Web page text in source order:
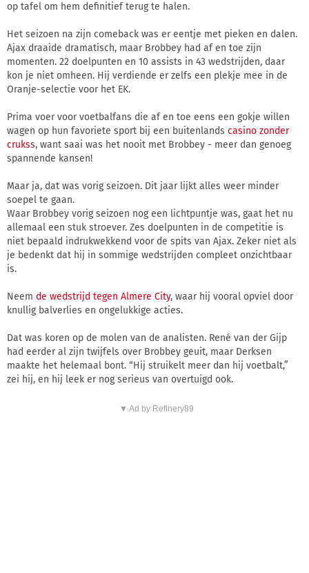
op tafel om hem definitief terug te halen.
Het seizoen na zijn comeback was er eentje met pieken en dalen.
Ajax draaide dramatisch, maar Brobbey had af en toe zijn
momenten. 22 doelpunten en 10 assists in 43 wedstrijden, daar
kon je niet omheen. Hij verdiende er zelfs een plekje mee in de
Oranje-selectie voor het EK.
Prima voer voor voetbalfans die af en toe eens een gokje willen
wagen op hun favoriete sport bij een buitenlands casino zonder
crukss, want saai was het nooit met Brobbey - meer dan genoeg
spannende kansen!
Maar ja, dat was vorig seizoen. Dit jaar lijkt alles weer minder
soepel te gaan.
Waar Brobbey vorig seizoen nog een lichtpuntje was, gaat het nu
allemaal een stuk stroever. Zes doelpunten in de competitie is
niet bepaald indrukwekkend voor de spits van Ajax. Zeker niet als
je bedenkt dat hij in sommige wedstrijden compleet onzichtbaar
is.
Neem de wedstrijd tegen Almere City, waar hij vooral opviel door
knullig balverlies en ongelukkige acties.
Dat was koren op de molen van de analisten. René van der Gijp
had eerder al zijn twijfels over Brobbey geuit, maar Derksen
maakte het helemaal bont. “Hij struikelt meer dan hij voetbalt,”
zei hij, en hij leek er nog serieus van overtuigd ook.
▼ Ad by Refinery89